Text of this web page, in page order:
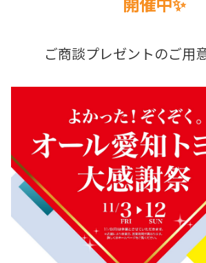
ご商談プレゼントのご用